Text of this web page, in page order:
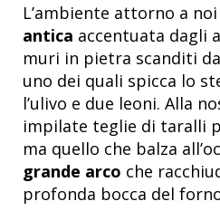
L’ambiente attorno a
antica accentuata dagli
muri in pietra scanditi
uno dei quali spicca lo
l’ulivo e due leoni. Alla
impilate teglie di taralli
ma quello che balza
grande arco che
profonda bocca del